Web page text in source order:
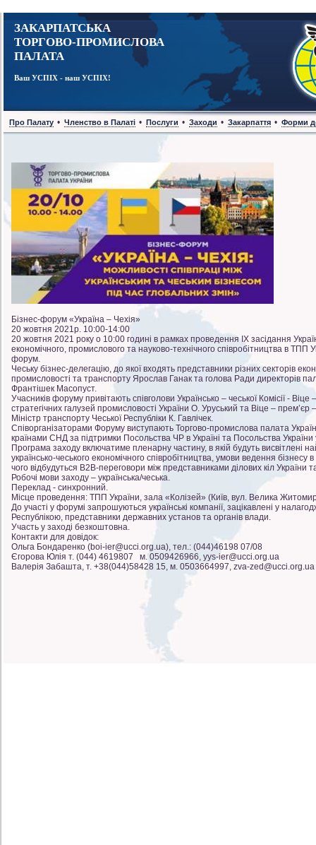
ЗАКАРПАТСЬКА
ТОРГОВО-ПРОМИСЛОВА
ПАЛАТА
Ваш УСПІХ - наш УСПІХ!
Про Палату • Членство в Палаті • Послуги • Заходи • Закарпаття • Форми
Бізнес-форум «Україна – Чехія»
20 жовтня 2021р. 10:00-14:00
20 жовтня 2021 року о 10:00 годині в рамках проведення ІХ засідання
економічного, промислового та науково-технічного співробітництва в ТПП
форум.
Чеську бізнес-делегацію, до якої входять представники різних секторів
промисловості та транспорту Ярослав Ганак та голова Ради директорів
Франтішек Масопуст.
Учасників форуму привітають співголови Українсько – чеської Комісії -
стратегічних галузей промисловості України О. Уруський та Віце – прем’єр –
Міністр транспорту Чеської Республіки К. Гавлічек.
Співорганізаторами Форуму виступають Торгово-промислова палата
країнами СНД за підтримки Посольства ЧР в Україні та Посольства України
Програма заходу включатиме пленарну частину, в якій будуть висвітлені
українсько-чеського економічного співробітництва, умови ведення бізнесу
чого відбудуться В2В-переговори між представниками ділових кіл України
Робочі мови заходу – українська/чеська.
Переклад - синхронний.
Місце проведення: ТПП України, зала «Колізей» (Київ, вул. Велика
До участі у форумі запрошуються українські компанії, зацікавлені у
Республікою, представники державних установ та органів влади.
Участь у заході безкоштовна.
Контакти для довідок:
Ольга Бондаренко (boi-ier@ucci.org.ua), тел.: (044)46198 07/08
Єгорова Юлія т. (044) 4619807 м. 0509426966, yys-ier@ucci.org.ua
Валерія Забашта, т. +38(044)58428 15, м. 0503664997, zva-zed@ucci.org.ua